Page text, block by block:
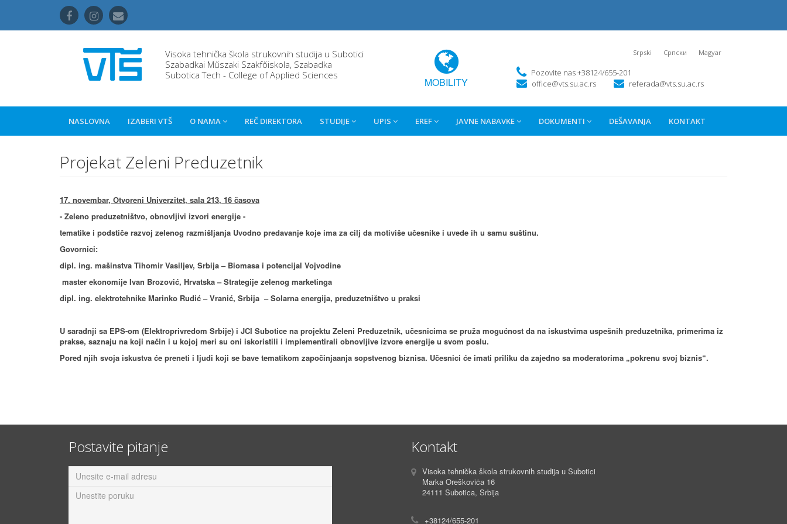
Visoka tehnička škola strukovnih studija u Subotici
Szabadkai Műszaki Szakfőiskola, Szabadka
Subotica Tech - College of Applied Sciences
MOBILITY
Srpski Српски Magyar
Pozovite nas +38124/655-201
office@vts.su.ac.rs
referada@vts.su.ac.rs
NASLOVNA IZABERI VTŠ O NAMA REČ DIREKTORA STUDIJE UPIS EREF JAVNE NABAVKE DOKUMENTI DEŠAVANJA KONTAKT
Projekat Zeleni Preduzetnik
17. novembar, Otvoreni Univerzitet, sala 213, 16 časova
- Zeleno preduzetništvo, obnovljivi izvori energije -
tematike i podstiče razvoj zelenog razmišljanja Uvodno predavanje koje ima za cilj da motiviše učesnike i uvede ih u samu suštinu.
Govornici:
dipl. ing. mašinstva Tihomir Vasiljev, Srbija – Biomasa i potencijal Vojvodine
master ekonomije Ivan Brozović, Hrvatska – Strategije zelenog marketinga
dipl. ing. elektrotehnike Marinko Rudić – Vranić, Srbija – Solarna energija, preduzetništvo u praksi
U saradnji sa EPS-om (Elektroprivredom Srbije) i JCI Subotice na projektu Zeleni Preduzetnik, učesnicima se pruža mogućnost da na iskustvima uspešnih preduzetnika, primerima iz
prakse, saznaju na koji način i u kojoj meri su oni iskoristili i implementirali obnovljive izvore energije u svom poslu.
Pored njih svoja iskustva će preneti i ljudi koji se bave tematikom započinjaanja sopstvenog biznisa. Učesnici će imati priliku da zajedno sa moderatorima „pokrenu svoj biznis“.
Postavite pitanje Kontakt
Visoka tehnička škola strukovnih studija u Subotici
Marka Oreškoviċa 16
24111 Subotica, Srbija
+38124/655-201